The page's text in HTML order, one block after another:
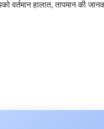
वर्तमान हालात, तापमान की